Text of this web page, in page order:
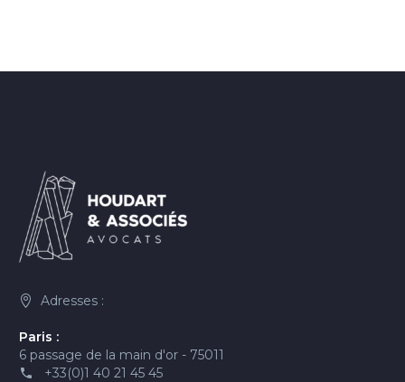
Adresses :
Paris :
6 passage de la main d'or - 75011
+33(0)1 40 21 45 45